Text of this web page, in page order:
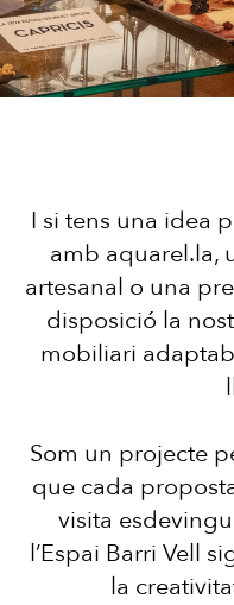
I si tens una idea
amb aquarel.la,
artesanal o una
disposició la
mobiliari
Som un projecte
que cada
visita
l’Espai Barri Vell
la